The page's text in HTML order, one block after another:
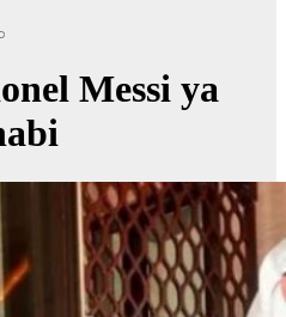
Messi ya